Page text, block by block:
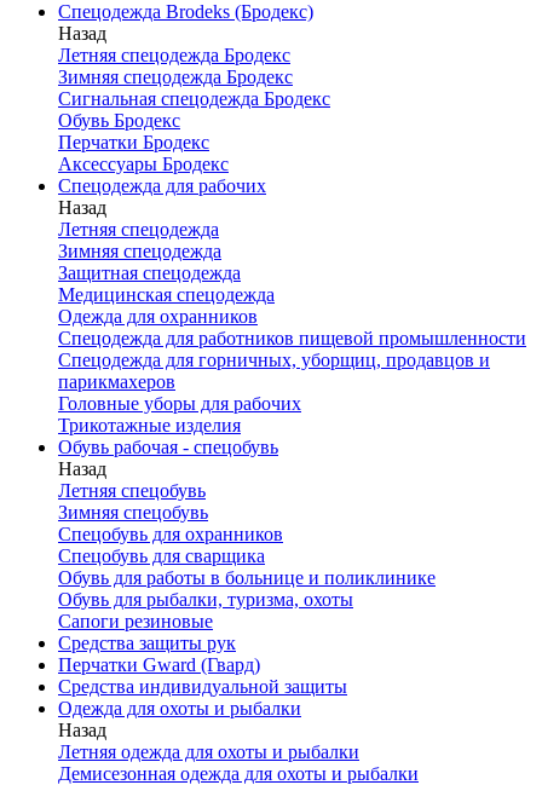
Спецодежда Brodeks (Бродекс)
Назад
Летняя спецодежда Бродекс
Зимняя спецодежда Бродекс
Сигнальная спецодежда Бродекс
Обувь Бродекс
Перчатки Бродекс
Аксессуары Бродекс
Спецодежда для рабочих
Назад
Летняя спецодежда
Зимняя спецодежда
Защитная спецодежда
Медицинская спецодежда
Одежда для охранников
Спецодежда для работников пищевой промышленности
Спецодежда для горничных, уборщиц, продавцов и
парикмахеров
Головные уборы для рабочих
Трикотажные изделия
Обувь рабочая - спецобувь
Назад
Летняя спецобувь
Зимняя спецобувь
Спецобувь для охранников
Спецобувь для сварщика
Обувь для работы в больнице и поликлинике
Обувь для рыбалки, туризма, охоты
Сапоги резиновые
Средства защиты рук
Перчатки Gward (Гвард)
Средства индивидуальной защиты
Одежда для охоты и рыбалки
Назад
Летняя одежда для охоты и рыбалки
Демисезонная одежда для охоты и рыбалки